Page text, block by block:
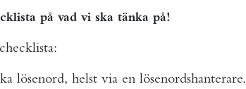
på vad vi ska tänka på!
lösenord, helst via en lösenordshanterare.